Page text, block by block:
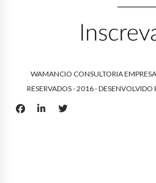
WAMANCIO CONSULTORIA
RESERVADOS - 2016 - DESENVOLVIDO